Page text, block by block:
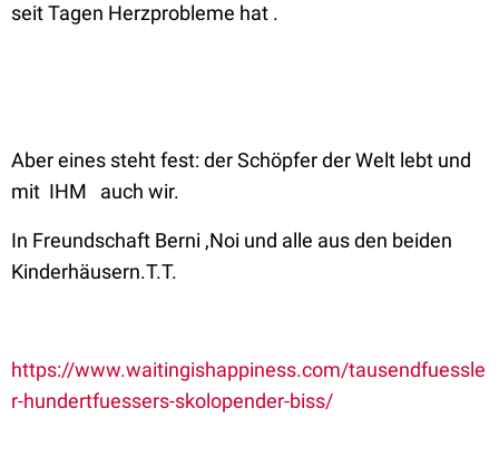
seit Tagen Herzprobleme hat .
Aber eines steht fest: der Schöpfer der Welt lebt und
mit IHM auch wir.
In Freundschaft Berni ,Noi und alle aus den beiden
Kinderhäusern.T.T.
https://www.waitingishappiness.com/tausendfuessle
r-hundertfuessers-skolopender-biss/